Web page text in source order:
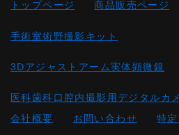
トップページ 商品販売ページ
手術室術野撮影キット
3Dアジャストアーム実体顕微鏡
医科歯科口腔内撮影用デジタルカ
会社概要
お問い合わせ 特